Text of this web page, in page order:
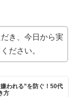
き、今日から実
ださい。
われる”を防ぐ！50代
方